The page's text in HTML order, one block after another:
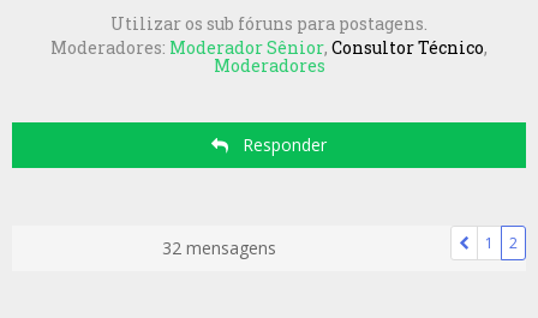
Utilizar os sub fóruns para postagens.
Moderadores: Moderador Sênior, Consultor Técnico,
Moderadores
Responder
32 mensagens 1 2